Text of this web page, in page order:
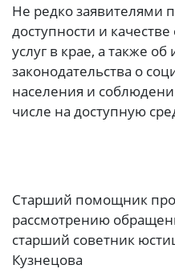
Не редко заявителями
доступности и
услуг в крае, а также
законодательства о
населения и
числе на доступную
Старший помощник
рассмотрению
старший советник
Кузнецова